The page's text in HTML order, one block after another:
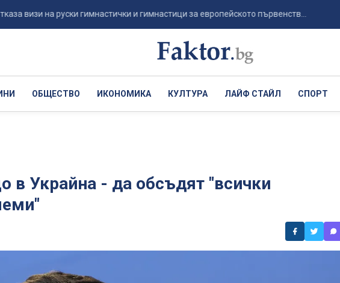
визи на руски гимнастички и гимнастици за европейското първенств...
ОБЩЕСТВО ИКОНОМИКА КУЛТУРА ЛАЙФ СТАЙЛ СПОРТ
в Украйна - да обсъдят "всички